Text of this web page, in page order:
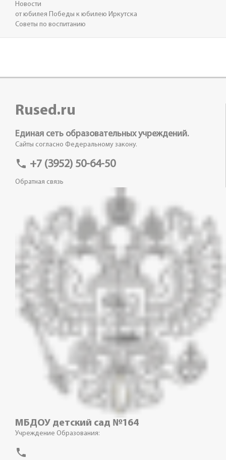
Новости
от юбилея Победы к юбилею Иркутска
Советы по воспитанию
Rused.ru
Единая сеть образовательных учреждений.
Сайты согласно Федеральному закону.
phone +7 (3952) 50-64-50
Обратная связь
МБДОУ детский сад №164
Учреждение Образования:
phone